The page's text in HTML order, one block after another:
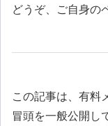
どうぞ、ご自身の
この記事は、有料
冒頭を一般公開し